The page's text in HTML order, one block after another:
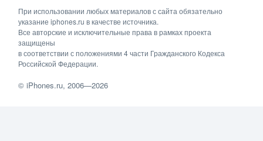
При использовании любых материалов с сайта обязательно
указание iphones.ru в качестве источника.
Все авторские и исключительные права в рамках проекта
защищены
в соответствии с положениями 4 части Гражданского Кодекса
Российской Федерации.
©iPhones.ru, 2006—2026